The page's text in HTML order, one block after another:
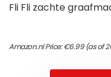
Fli Fli zachte
Amazon.nl Price:€6.99(as of